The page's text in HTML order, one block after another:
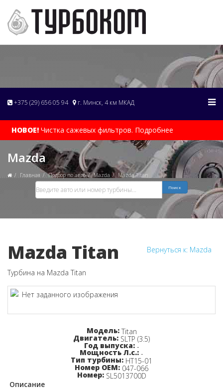
+375 (29) 656 05 94 г. Минск, 4 км МКАД
НОВОЕ! Чистка сажевых фильтров. Подробнее
Mazda
Главная Подбор по авто Mazda Mazda Titan
Поиск
Вернуться к: Mazda
Mazda Titan
Турбина на Mazda Titan
Узнайте цену!
Модель: Titan
Двигатель: SLTP (3.5)
Год выпуска: -
Мощность Л.с.: -
Тип турбины: HT15-01
Номер OEM: 047-066
Номер: SL5013700D
Описание